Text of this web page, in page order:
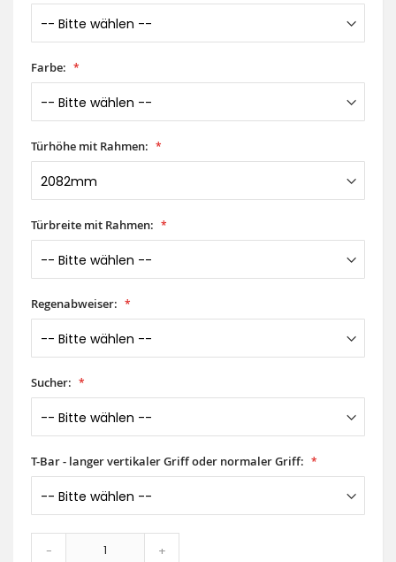
Farbe:
Türhöhe mit Rahmen:
Türbreite mit Rahmen:
Regenabweiser:
Sucher:
T-Bar - langer vertikaler Griff oder normaler Griff:
- +